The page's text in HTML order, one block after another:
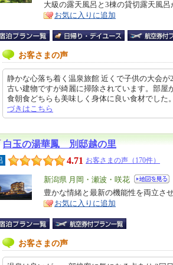
ア
徴
大級の露天風呂と3棟の貸切露天風
お気に入りに追加
お客さまの声
静かな心落ち着く温泉旅館 近くで子供の大会が
古い建物ですが綺麗に掃除されています。部屋
食朝食どちらも美味しく身体に良い食材でし
づきはこちら
白玉の湯華鳳 別邸越の里
4.71 お客さまの声（170件）
エ
リ
ア
新潟県 月岡・瀬波・咲花
特
徴
豊かな情緒と最新の機能性を両立さ
お気に入りに追加
お客さまの声